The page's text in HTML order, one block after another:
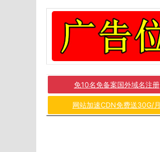
免10名免备案国外域名注册
网站加速CDN免费送30G/月